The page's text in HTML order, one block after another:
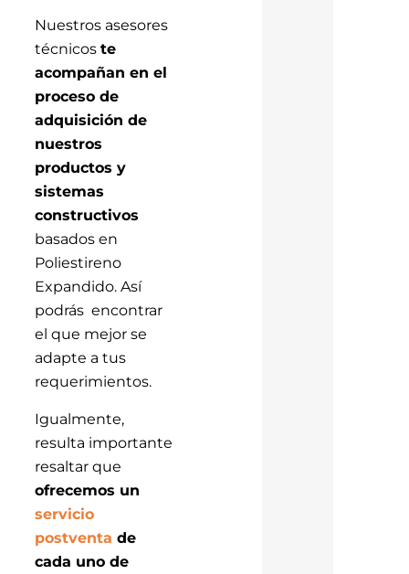
Nuestros asesores
técnicos te
acompañan en el
proceso de
adquisición de
nuestros
productos y
sistemas
constructivos
basados en
Poliestireno
Expandido. Así
podrás encontrar
el que mejor se
adapte a tus
requerimientos.
Igualmente,
resulta importante
resaltar que
ofrecemos un
servicio
postventa de
cada uno de